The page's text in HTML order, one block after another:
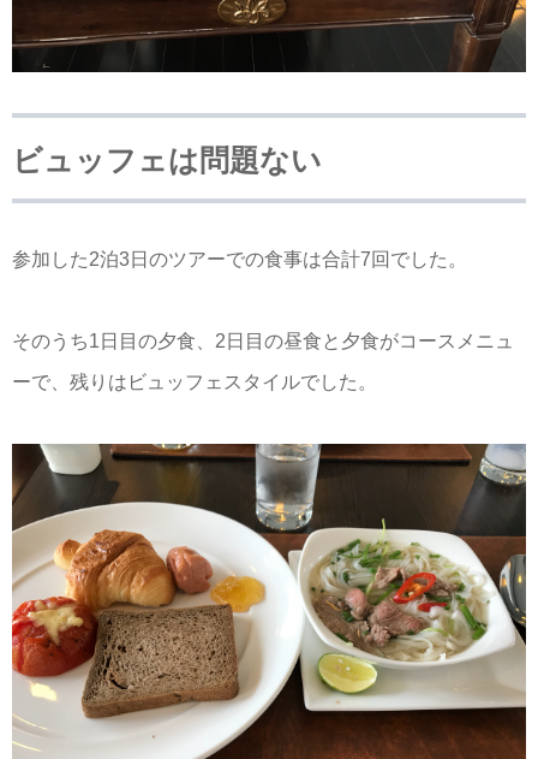
ビュッフェは問題ない
参加した2泊3日のツアーでの食事は合計7回でした。
そのうち1日目の夕食、2日目の昼食と夕食がコースメニュ
ーで、残りはビュッフェスタイルでした。